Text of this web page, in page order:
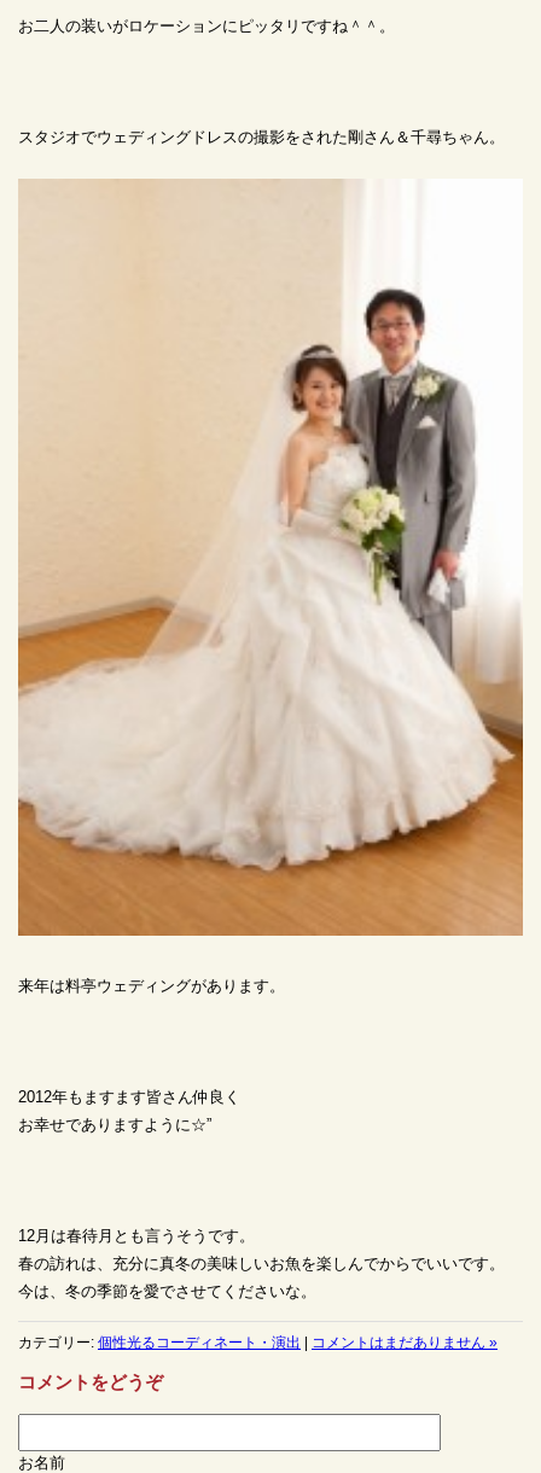
お二人の装いがロケーションにピッタリですね＾＾。
スタジオでウェディングドレスの撮影をされた剛さん＆千尋ちゃん。
来年は料亭ウェディングがあります。
2012年もますます皆さん仲良く
お幸せでありますように☆”
12月は春待月とも言うそうです。
春の訪れは、充分に真冬の美味しいお魚を楽しんでからでいいです。
今は、冬の季節を愛でさせてくださいな。
カテゴリー: 個性光るコーディネート・演出 | コメントはまだありません »
コメントをどうぞ
お名前